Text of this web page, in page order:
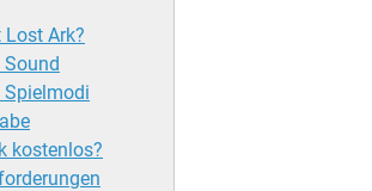
Lost Ark?
Sound
Spielmodi
kostenlos?